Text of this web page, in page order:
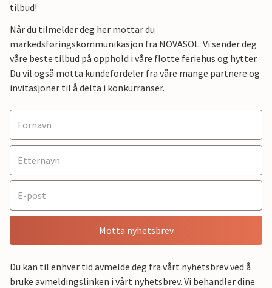
tilbud!
Når du tilmelder deg her mottar du
markedsføringskommunikasjon fra NOVASOL. Vi sender deg
våre beste tilbud på opphold i våre flotte feriehus og hytter.
Du vil også motta kundefordeler fra våre mange partnere og
invitasjoner til å delta i konkurranser.
Motta nyhetsbrev
Du kan til enhver tid avmelde deg fra vårt nyhetsbrev ved å
bruke avmeldingslinken i vårt nyhetsbrev. Vi behandler dine